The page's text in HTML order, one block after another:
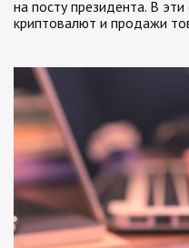
на посту президента. В
криптовалют и продажи